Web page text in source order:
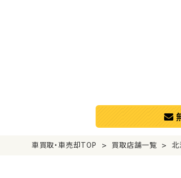
車買取・車売却TOP > 買取店舗一覧 > 北